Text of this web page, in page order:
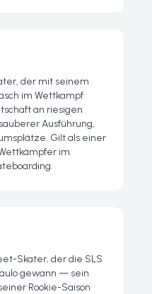
der mit seinem
im Wettkampf
an riesigen
Ausführung,
Gilt als einer
im
Skater, der die SLS
gewann — sein
Rookie-Saison